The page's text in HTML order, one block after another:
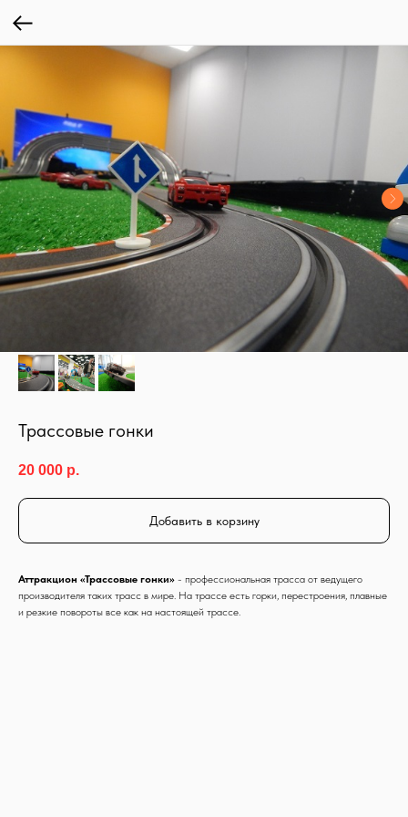
Трассовые гонки
20 000 р.
Добавить в корзину
Аттракцион «Трассовые гонки» - профессиональная трасса от ведущего
производителя таких трасс в мире. На трассе есть горки, перестроения, плавные
и резкие повороты все как на настоящей трассе.